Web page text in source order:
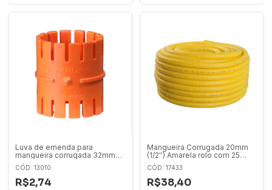
Luva de emenda para
mangueira corrugada 32mm
(1') laranja
CÓD: 13010
R$2,74
Mangueira Corrugada 20mm
(1/2'') Amarela rolo com 25
metros
CÓD: 17433
R$38,40